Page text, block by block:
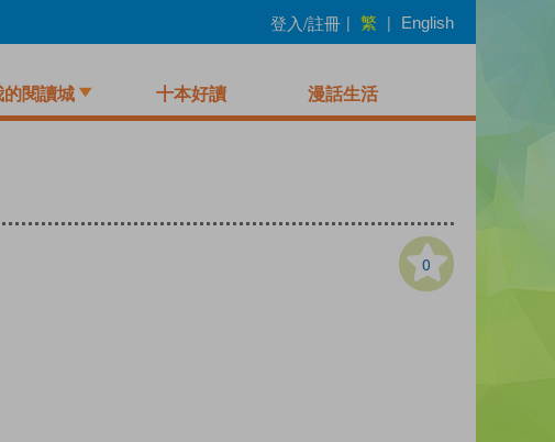
登入/註冊 | 繁 | English
的閱讀城 十本好讀 漫話生活
0